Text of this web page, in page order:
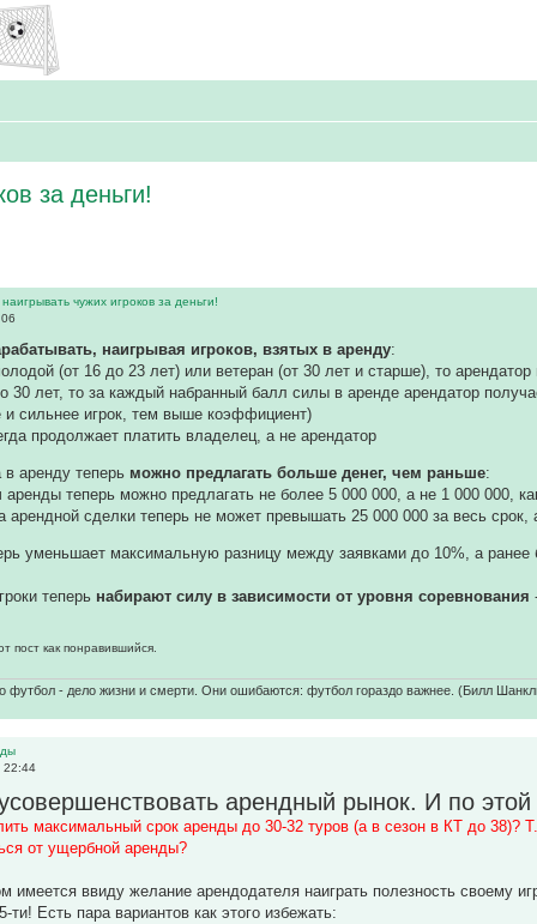
за деньги!
чужих игроков за деньги!
наигрывая игроков, взятых в аренду:
(от 16 до 23 лет) или ветеран (от 30 лет и старше), то
30 лет, то за каждый набранный балл силы в аренде арендатор
сильнее игрок, тем выше коэффициент)
продолжает платить владелец, а не арендатор
в аренду теперь можно предлагать больше денег, чем раньше:
аренды теперь можно предлагать не более 5 000 000, а не 1 000 000,
сделки теперь не может превышать 25 000 000 за весь срок,
уменьшает максимальную разницу между заявками до 10%, а
теперь набирают силу в зависимости от уровня соревнования
пост как понравившийся.
футбол - дело жизни и смерти. Они ошибаются: футбол гораздо важнее. (Билл
22:44
арендный рынок. И по
максимальный срок аренды до 30-32 туров (а в сезон в КТ до 38)?
от ущербной аренды?
имеется ввиду желание арендодателя наиграть полезность своему
ти! Есть пара вариантов как этого избежать: